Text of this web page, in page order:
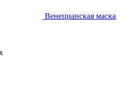
Венецианская маска